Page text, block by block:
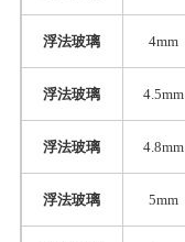
浮法玻璃 4mm
浮法玻璃 4.5mm
浮法玻璃 4.8mm
浮法玻璃 5mm